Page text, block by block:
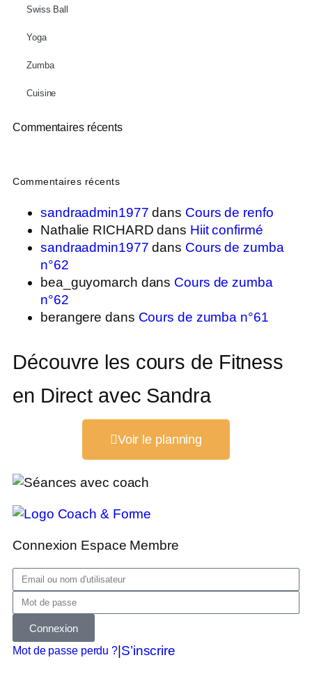
Swiss Ball
Yoga
Zumba
Cuisine
Commentaires récents
Commentaires récents
sandraadmin1977 dans Cours de renfo
Nathalie RICHARD dans Hiit confirmé
sandraadmin1977 dans Cours de zumba
n°62
bea_guyomarch dans Cours de zumba
n°62
berangere dans Cours de zumba n°61
Découvre les cours de Fitness
en Direct avec Sandra
Voir le planning
Connexion Espace Membre
Connexion
Mot de passe perdu ? S’inscrire